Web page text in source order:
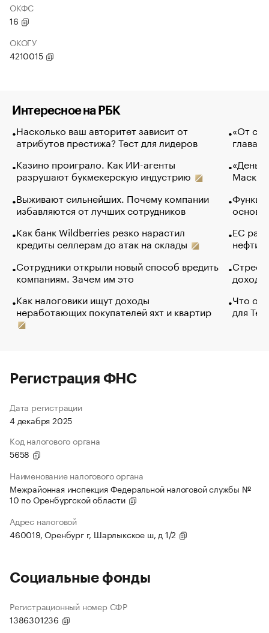
ОКФС
16
ОКОГУ
4210015
Интересное на РБК
Насколько ваш авторитет зависит от
атрибутов престижа? Тест для лидеров
Казино проиграло. Как ИИ-агенты
разрушают букмекерскую индустрию
Выживают сильнейших. Почему компании
избавляются от лучших сотрудников
Как банк Wildberries резко нарастил
кредиты селлерам до атак на склады
Сотрудники открыли новый способ вредить
компаниям. Зачем им это
Как налоговики ищут доходы
неработающих покупателей яхт и квартир
«От
глава
Маск в
основ
ЕС
нефти
Что
для
Регистрация ФНС
Дата регистрации
4 декабря 2025
Код налогового органа
5658
Наименование налогового органа
Межрайонная инспекция Федеральной налоговой службы №
10 по Оренбургской области
Адрес налоговой
460019, Оренбург г, Шарлыкское ш, д 1/2
Социальные фонды
Регистрационный номер СФР
1386301236